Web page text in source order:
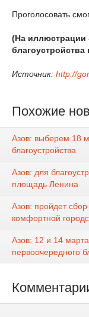
Проголосовать
(На иллюстрации
Источник: http://
Похожие
Азов: выберем 18
благоустройства
Азов: для
площадь Ленина
Азов: пройдет
комфортной
Азов: 12 и 14
первоочередного